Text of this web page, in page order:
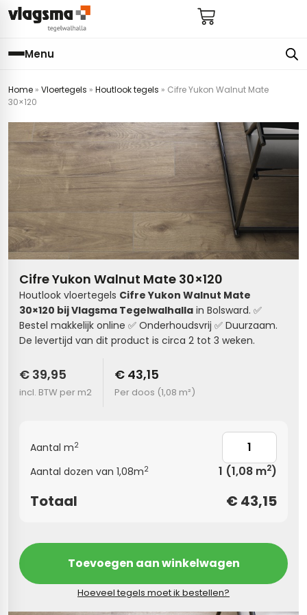
Menu
Home » Vloertegels » Houtlook tegels » Cifre Yukon Walnut Mate
30×120
Cifre Yukon Walnut Mate 30×120
Houtlook vloertegels CifreYukon Walnut Mate
30×120 bijVlagsma Tegelwalhalla in Bolsward. ✅
Bestel makkelijk online ✅ Onderhoudsvrij ✅ Duurzaam.
De levertijd van dit product is circa 2 tot 3 weken.
€ 39,95
incl. BTW per m2
€ 43,15
Per doos (1,08 m²)
Aantal m2
Aantal dozen van 1,08m2 1 (1,08 m2)
Totaal € 43,15
Toevoegen aan winkelwagen
Hoeveel tegels moet ik bestellen?
badkamer
hal
keuken
toilet
woonkamer
(kloostertegels)
tegels
badkamer
keuken
hal
toilet
marmerlook
(tot €25)